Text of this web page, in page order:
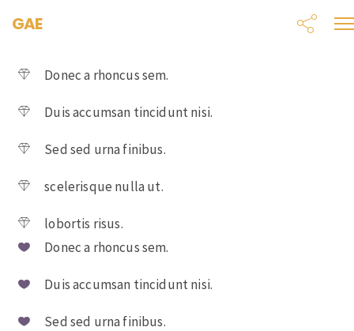
GAE
Donec a rhoncus sem.
Duis accumsan tincidunt nisi.
Sed sed urna finibus.
scelerisque nulla ut.
lobortis risus.
Donec a rhoncus sem.
Duis accumsan tincidunt nisi.
Sed sed urna finibus.